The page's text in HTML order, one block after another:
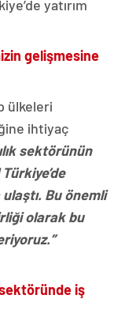
yatırım
gelişmesine
ülkeleri
ihtiyaç
sektörünün
Bu önemli
olarak bu
iş